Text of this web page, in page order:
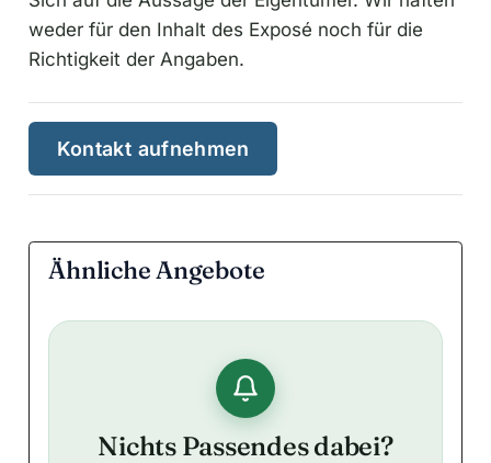
weder für den Inhalt des Exposé noch für die
Richtigkeit der Angaben.
Kontakt aufnehmen
Ähnliche Angebote
Nichts Passendes dabei?